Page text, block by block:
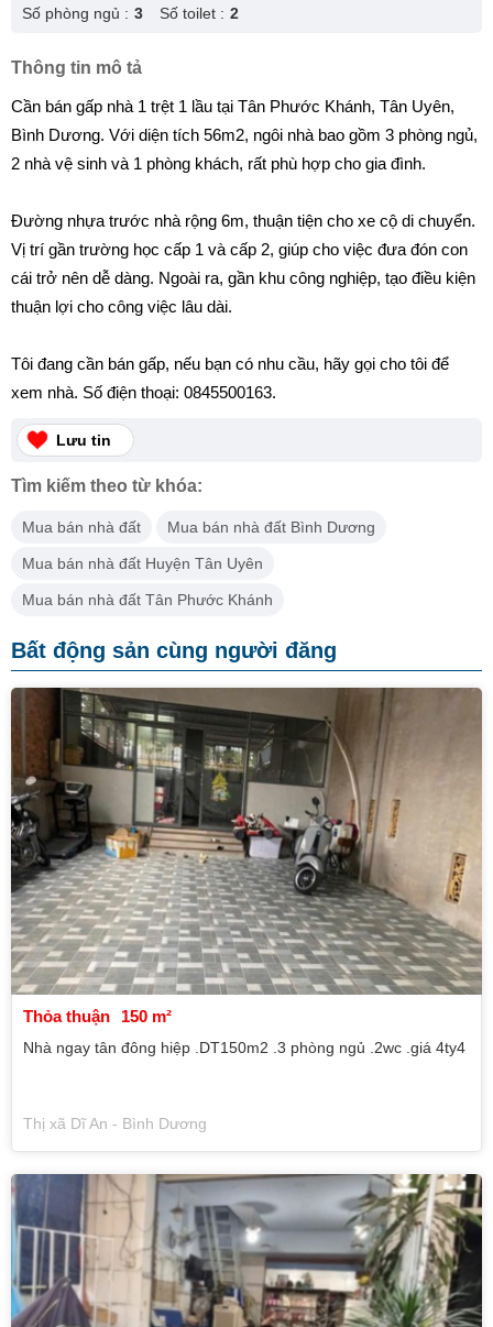
Số phòng ngủ : 3 Số toilet : 2
Thông tin mô tả
Cần bán gấp nhà 1 trệt 1 lầu tại Tân Phước Khánh, Tân Uyên,
Bình Dương. Với diện tích 56m2, ngôi nhà bao gồm 3 phòng ngủ,
2 nhà vệ sinh và 1 phòng khách, rất phù hợp cho gia đình.
Đường nhựa trước nhà rộng 6m, thuận tiện cho xe cộ di chuyển.
Vị trí gần trường học cấp 1 và cấp 2, giúp cho việc đưa đón con
cái trở nên dễ dàng. Ngoài ra, gần khu công nghiệp, tạo điều kiện
thuận lợi cho công việc lâu dài.
Tôi đang cần bán gấp, nếu bạn có nhu cầu, hãy gọi cho tôi để
xem nhà. Số điện thoại: 0845500163.
Lưu tin
Tìm kiếm theo từ khóa:
Mua bán nhà đất Mua bán nhà đất Bình Dương
Mua bán nhà đất Huyện Tân Uyên
Mua bán nhà đất Tân Phước Khánh
Bất động sản cùng người đăng
Thỏa thuận 150 m²
Nhà ngay tân đông hiệp .DT150m2 .3 phòng ngủ .2wc .giá 4ty4
Thị xã Dĩ An - Bình Dương